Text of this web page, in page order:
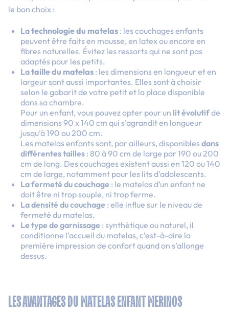
le bon choix :
Latechnologie du matelas : les couchages enfants
peuvent être faits en mousse, en latex ou encore en
fibres naturelles. Évitez les ressorts qui ne sont pas
adaptés pour les petits.
Lataille du matelas : les dimensions en longueur et en
largeur sont aussi importantes. Elles sont à choisir
selon le gabarit de votre petit et la place disponible
dans sa chambre.
Pour un enfant, vous pouvez opter pour un lit évolutifde
dimensions 90 x 140 cm qui s’agrandit en longueur
jusqu’à 190 ou 200 cm.
Les matelas enfants sont, par ailleurs, disponibles dans
différentes tailles : 80 à 90 cm de large par 190 ou 200
cm de long. Des couchages existent aussi en 120 ou 140
cm de large, notamment pour les lits d’adolescents.
La fermeté du couchage : le matelas d’un enfant ne
doit être ni trop souple, ni trop ferme.
La densité du couchage : elle influe sur le niveau de
fermeté du matelas.
Le type de garnissage : synthétique ou naturel, il
conditionne l’accueil du matelas, c’est-à-dire la
première impression de confort quand on s’allonge
dessus.
LES AVANTAGES DU MATELAS ENFANT MERINOS